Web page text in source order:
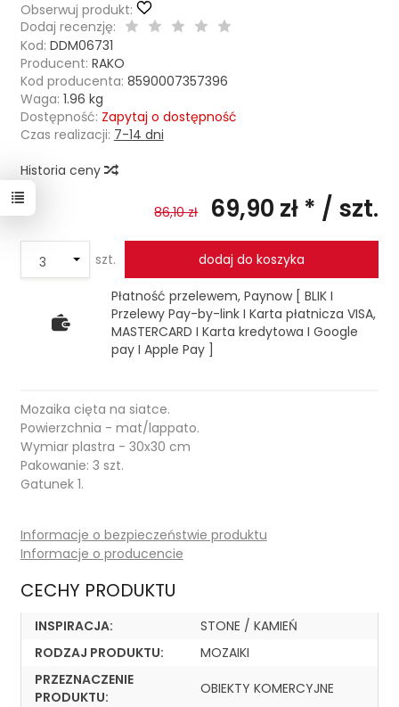
Obserwuj produkt:
Dodaj recenzję:
Kod: DDM06731
Producent: RAKO
Kod producenta: 8590007357396
Waga: 1.96 kg
Dostępność: Zapytaj o dostępność
Czas realizacji: 7-14 dni
Historia ceny
86,10 zł 69,90 zł * / szt.
szt. dodaj do koszyka
Płatność przelewem, Paynow [ BLIK I
Przelewy Pay-by-link I Karta płatnicza VISA,
MASTERCARD I Karta kredytowa I Google
pay I Apple Pay ]
Mozaika cięta na siatce.
Powierzchnia - mat/lappato.
Wymiar plastra - 30x30 cm
Pakowanie: 3 szt.
Gatunek 1.
Informacje o bezpieczeństwie produktu
Informacje o producencie
CECHY PRODUKTU
INSPIRACJA:
STONE / KAMIEŃ
RODZAJ PRODUKTU:
MOZAIKI
PRZEZNACZENIE
PRODUKTU:
OBIEKTY KOMERCYJNE